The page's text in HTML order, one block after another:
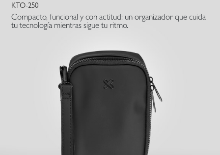
KTO-
250
KTO-250
Compacto, funcional y con actitud: un organizador que cuida
tu tecnología mientras sigue tu ritmo.